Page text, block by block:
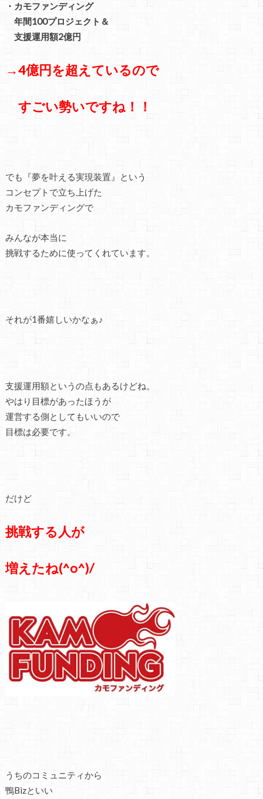
・カモファンディング
年間100プロジェクト＆
支援運用額2億円
→4億円を超えているので
すごい勢いですね！！
でも『夢を叶える実現装置』という
コンセプトで立ち上げた
カモファンディングで
みんなが本当に
挑戦するために使ってくれています。
それが1番嬉しいかなぁ♪
支援運用額というの点もあるけどね。
やはり目標があったほうが
運営する側としてもいいので
目標は必要です。
だけど
挑戦する人が
増えたね(^o^)/
うちのコミュニティから
鴨Bizといい